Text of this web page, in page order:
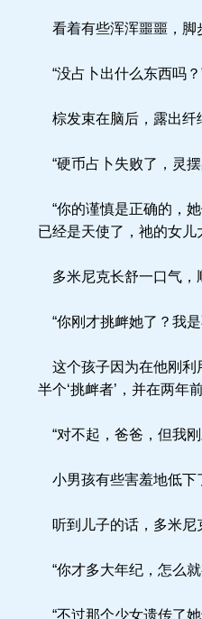
看着有些浑浑噩噩，脚
“没占卜出什么东西吗？
棕发束在脑后，露出纤
“硬币占卜失败了，灵
“你的谨慎是正确的，
已经是天使了，祂的女
多米尼克长舒一口气，
“你刚才挑衅她了？我
这个孩子因为在他刚利
半个‘挑衅者’，并在两年
“对不起，爸爸，但我
小男孩有些害羞地低下
听到儿子的话，多米尼
“你才多大年纪，怎么
“不过那个少女遗传了